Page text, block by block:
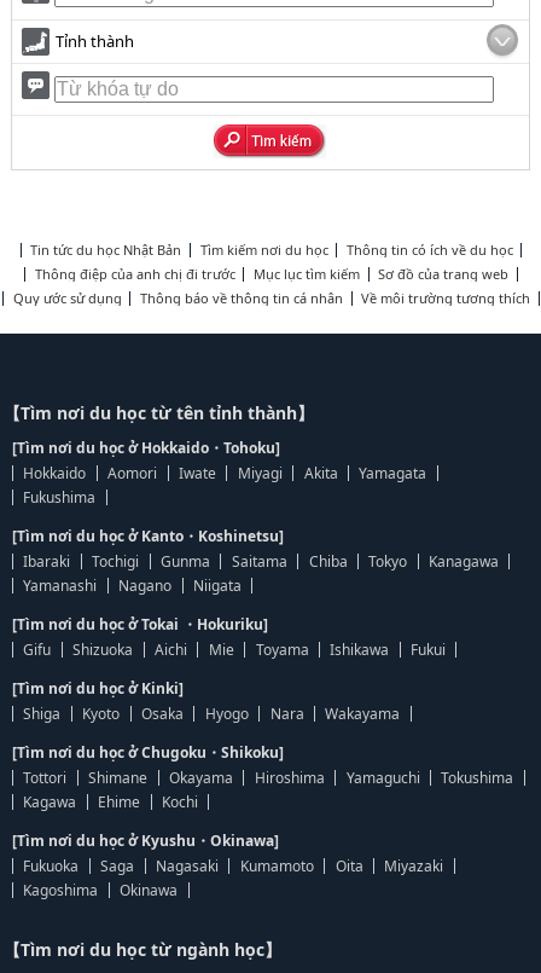
Tỉnh thành
Tin tức du học Nhật Bản Tìm kiếm nơi du học
Thông tin có ích về du học
Thông điệp của anh chị đi trước
Mục lục tìm kiếm
Sơ đồ của trang web
Quy ước sử dụng
Thông báo về thông tin cá nhân Về môi trường tương thích
【Tìm nơi du học từ tên tỉnh thành】
[Tìm nơi du học ở Hokkaido・Tohoku]
Hokkaido
Aomori Iwate Miyagi Akita
Yamagata
Fukushima
[Tìm nơi du học ở Kanto・Koshinetsu]
Ibaraki
Tochigi Gunma Saitama Chiba Tokyo
Kanagawa
Yamanashi
Nagano
Niigata
[Tìm nơi du học ở Tokai ・Hokuriku]
Gifu
Shizuoka Aichi Mie Toyama Ishikawa
Fukui
[Tìm nơi du học ở Kinki]
Shiga
Kyoto Osaka Hyogo Nara
Wakayama
[Tìm nơi du học ở Chugoku・Shikoku]
Tottori
Shimane Okayama Hiroshima Yamaguchi
Tokushima
Kagawa
Ehime
Kochi
[Tìm nơi du học ở Kyushu・Okinawa]
Fukuoka
Saga Nagasaki Kumamoto Oita
Miyazaki
Kagoshima
Okinawa
【Tìm nơi du học từ ngành học】